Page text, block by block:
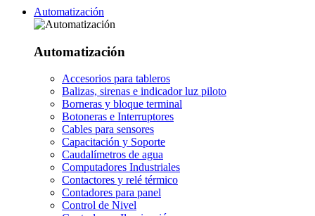
Automatización
Automatización
Accesorios para tableros
Balizas, sirenas e indicador luz piloto
Borneras y bloque terminal
Botoneras e Interruptores
Cables para sensores
Capacitación y Soporte
Caudalímetros de agua
Computadores Industriales
Contactores y relé térmico
Contadores para panel
Control de Nivel